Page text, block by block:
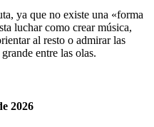
ya que no existe una «forma
luchar como crear música,
al resto o admirar las
entre las olas.
2026